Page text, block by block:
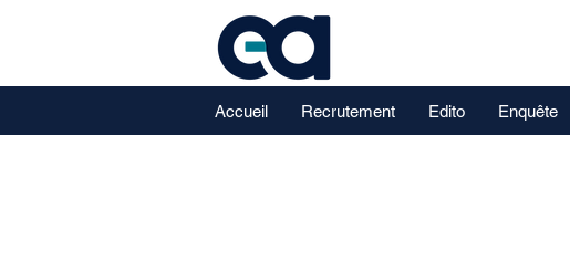
Accueil Recrutement Edito Enquête